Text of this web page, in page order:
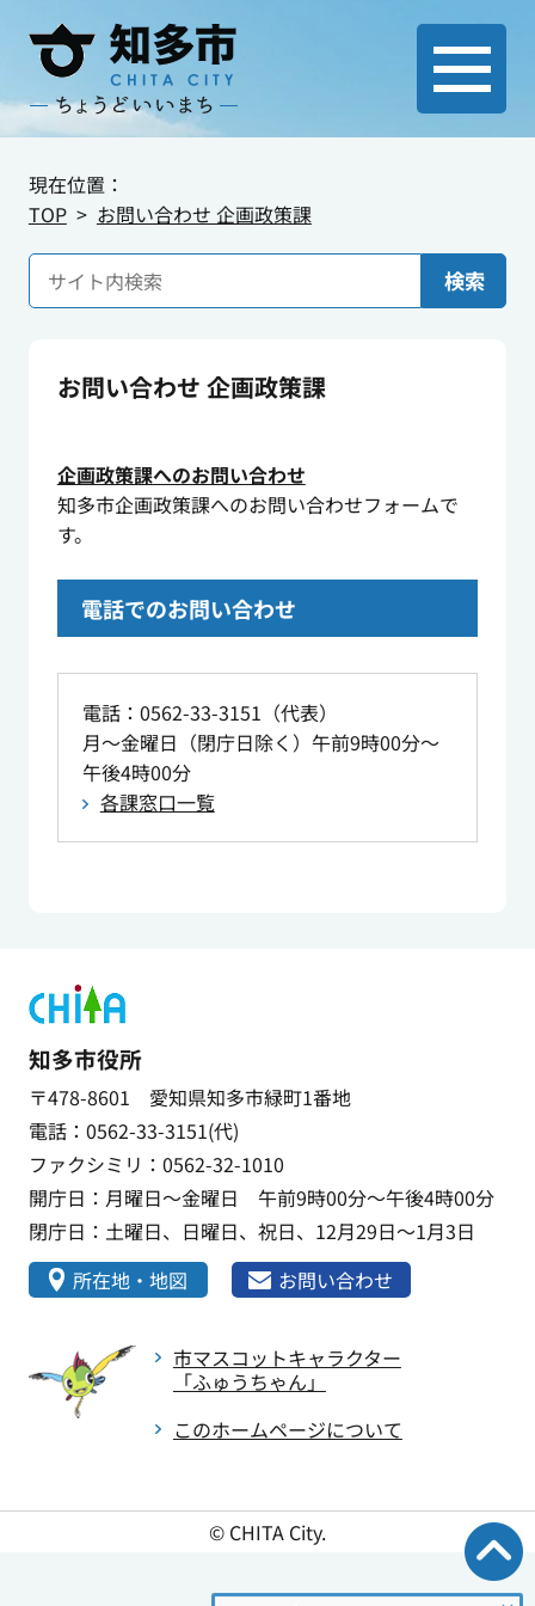
現在位置：
TOP
お問い合わせ 企画政策課
検索
お問い合わせ 企画政策課
企画政策課へのお問い合わせ
知多市企画政策課へのお問い合わせフォームで
す。
電話でのお問い合わせ
電話：0562-33-3151（代表）
月～金曜日（閉庁日除く）午前9時00分～
午後4時00分
各課窓口一覧
知多市役所
〒478-8601 愛知県知多市緑町1番地
電話：0562-33-3151(代)
ファクシミリ：0562-32-1010
開庁日：月曜日～金曜日 午前9時00分～午後4時00分
閉庁日：土曜日、日曜日、祝日、12月29日～1月3日
所在地・地図
お問い合わせ
市マスコットキャラクター
「ふゅうちゃん」
このホームページについて
© CHITA City.